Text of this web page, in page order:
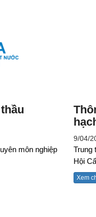
môn nghiệp
9/04/
Trung
Hội
Xem